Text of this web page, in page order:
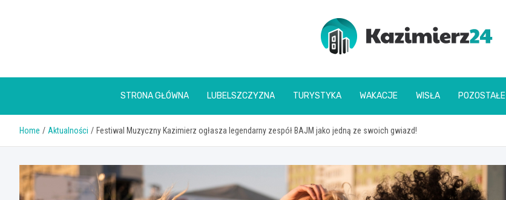
kazimierz24.pl
STRONA GŁÓWNA LUBELSZCZYZNA TURYSTYKA WAKACJE WISŁA POZOSTAŁE
Home Aktualności Festiwal Muzyczny Kazimierz ogłasza legendarny zespół BAJM jako jedną ze swoich gwiazd!